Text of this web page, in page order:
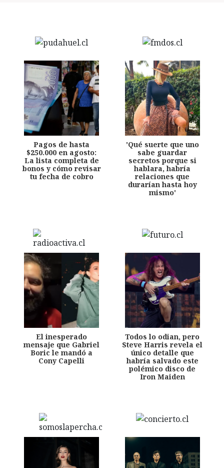
Pagos de hasta
$250.000 en agosto:
La lista completa de
bonos y cómo revisar
tu fecha de cobro
'Qué suerte que uno
sabe guardar
secretos porque si
hablara, habría
relaciones que
durarían hasta hoy
mismo'
El inesperado
mensaje que Gabriel
Boric le mandó a
Cony Capelli
Todos lo odian, pero
Steve Harris revela el
único detalle que
habría salvado este
polémico disco de
Iron Maiden